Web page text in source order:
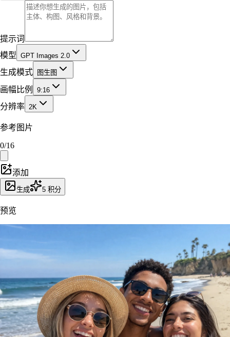
提示词
模型 GPT Images 2.0
生成模式 图生图
画幅比例 9:16
分辨率 2K
参考图片
0/16
添加
生成 5 积分
预览